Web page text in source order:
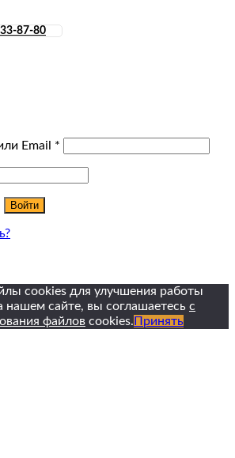
87-80
Email *
Войти
cookies для улучшения работы
нашем сайте, вы соглашаетесь с
файлов cookies. Принять